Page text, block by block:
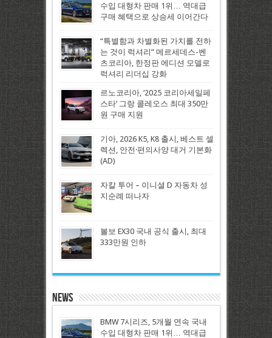
수입 대형차 판매 1위… 역대급
구매 혜택으로 상승세 이어간다
“특별함과 차별화된 가치를 전하
는 것이 럭셔리” 메르세데스-벤
츠코리아, 한정판 에디션 모델로
럭셔리 리더십 강화
르노코리아, ‘2025 코리아세일페
스타’ 그랑 콜레오스 최대 350만
원 구매 지원
기아, 2026 K5, K8 출시, 베스트 셀
렉션, 안전·편의사양 대거 기본화
(AD)
자칼 투어 – 이니셜 D 자동차 성
지순례 떠나자
볼보 EX30 국내 공식 출시, 최대
333만원 인하
News
BMW 7시리즈, 5개월 연속 국내
수입 대형차 판매 1위… 역대급